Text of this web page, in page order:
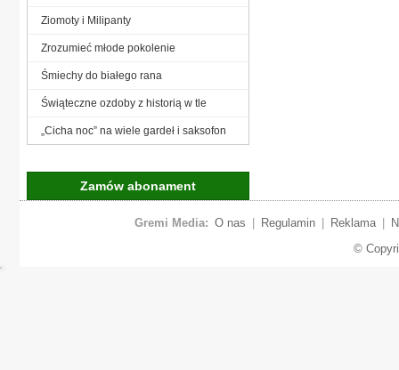
Ziomoty i Milipanty
Zrozumieć młode pokolenie
Śmiechy do białego rana
Świąteczne ozdoby z historią w tle
„Cicha noc” na wiele gardeł i saksofon
Zamów abonament
Gremi Media: O nas Regulamin Reklama
©